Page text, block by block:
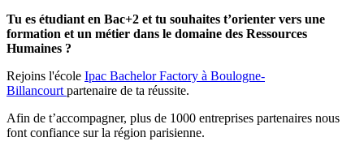
Tu es étudiant en Bac+2 et tu souhaites t’orienter vers une
formation et un métier dans le domaine des Ressources
Humaines ?
Rejoins l'école Ipac Bachelor Factory à Boulogne-
Billancourtpartenaire de ta réussite.
Afin de t’accompagner, plus de 1000 entreprises partenaires nous
font confiance sur la région parisienne.